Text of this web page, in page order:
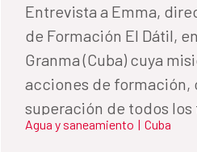
Entrevista a Emma,
de Formación El Dátil,
Granma (Cuba) cuya
acciones de formación,
superación de todos
Instituto de Recursos
Agua y saneamiento | Cuba